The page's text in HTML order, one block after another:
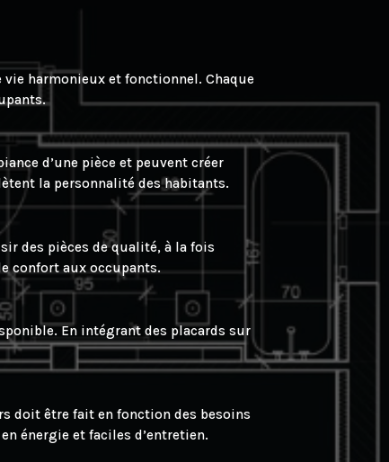
vie harmonieux et fonctionnel. Chaque
d’une pièce et peuvent créer
la personnalité des habitants.
des pièces de qualité, à la fois
confort aux occupants.
En intégrant des placards sur
doit être fait en fonction des besoins
énergie et faciles d’entretien.